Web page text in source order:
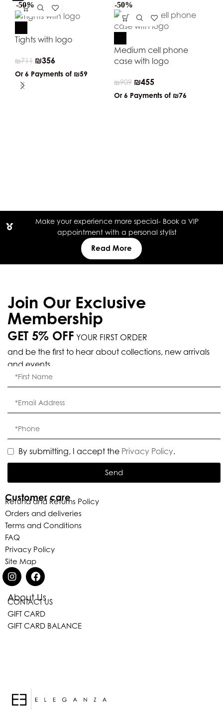
-50%
Tights with logo
₪711 ₪356
Or 6 Payments of ₪59
-50%
Medium cell phone
case with logo
₪909 ₪455
Or 6 Payments of ₪76
Make your experience more special- Book a VIP
appointment with a personal stylist
Read More
About Us
CONTACT US
GIFT CARD
GIFT CARD BALANCE
Customer care
Refund and Returns Policy
Orders and deliveries
Terms and Conditions
FAQ
Privacy Policy
Site Map
Join Our Exclusive
Membership
GET 5% OFF YOUR FIRST ORDER
and be the first to hear about collections, new arrivals
and events.
By submitting, I accept the Privacy Policy.
Send
Eleganza Israel
האם נוכל לעזור לך?